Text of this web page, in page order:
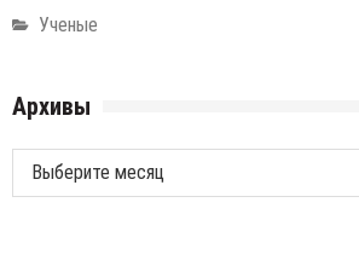
Ученые
Архивы
Архивы